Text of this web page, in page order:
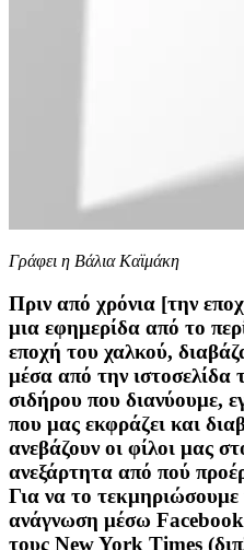
Γράφει η Βάλια Καϊμάκη
Πριν από χρόνια [την
μια εφημερίδα από το
εποχή του χαλκού,
μέσα από την ιστοσελίδα
σιδήρου που διανύουμε,
που μας εκφράζει και
ανεβάζουν οι φίλοι μας
ανεξάρτητα από πού
Για να το τεκμηριώσουμε
ανάγνωση μέσω
τους New York Times